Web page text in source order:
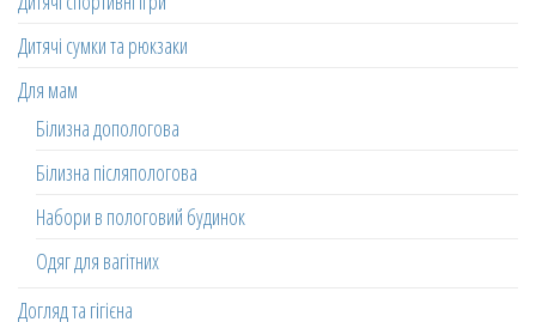
Дитячі сумки та рюкзаки
Для мам
Білизна допологова
Білизна післяпологова
Набори в пологовий будинок
Одяг для вагітних
Догляд та гігієна